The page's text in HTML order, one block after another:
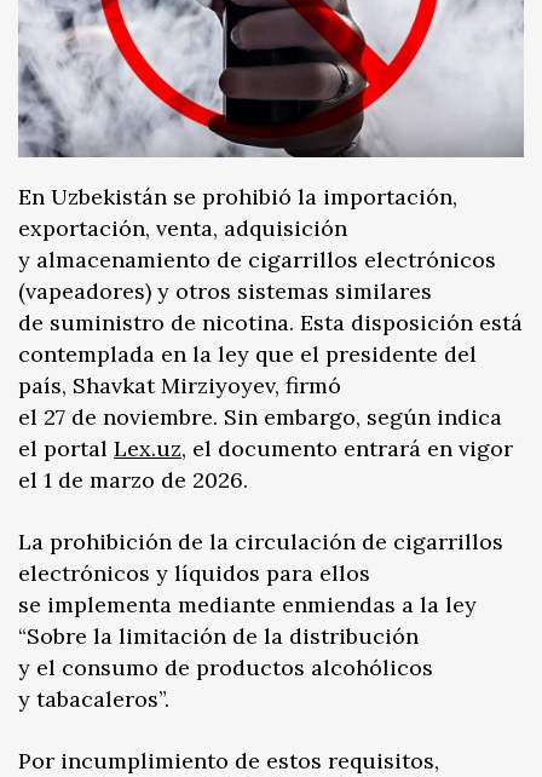
En Uzbekistán se prohibió la importación,
exportación, venta, adquisición
y almacenamiento de cigarrillos electrónicos
(vapeadores) y otros sistemas similares
de suministro de nicotina. Esta disposición está
contemplada en la ley que el presidente del
país, Shavkat Mirziyoyev, firmó
el 27 de noviembre. Sin embargo, según indica
el portal Lex.uz, el documento entrará en vigor
el 1 de marzo de 2026.
La prohibición de la circulación de cigarrillos
electrónicos y líquidos para ellos
se implementa mediante enmiendas a la ley
“Sobre la limitación de la distribución
y el consumo de productos alcohólicos
y tabacaleros”.
Por incumplimiento de estos requisitos,